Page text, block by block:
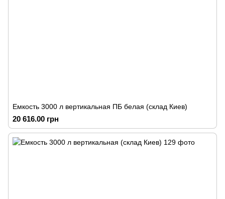
Емкость 3000 л вертикальная ПБ белая (склад Киев)
20 616.00 грн